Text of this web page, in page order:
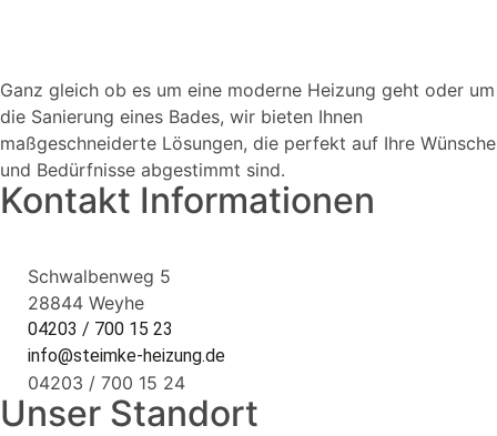
Ganz gleich ob es um eine moderne Heizung geht oder um
die Sanierung eines Bades, wir bieten Ihnen
maßgeschneiderte Lösungen, die perfekt auf Ihre Wünsche
und Bedürfnisse abgestimmt sind.
Kontakt Informationen
Schwalbenweg 5
28844 Weyhe
04203 / 700 15 23
info@steimke-heizung.de
04203 / 700 15 24
Unser Standort